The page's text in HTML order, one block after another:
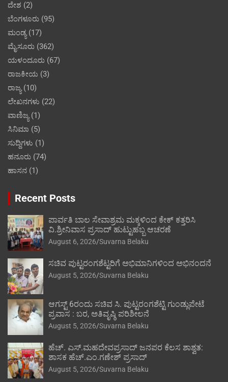
ದೇಶ (2)
ಬೆಂಗಳೂರು (95)
ಮಂಡ್ಯ(17)
ಮೈಸೂರು (362)
ಯಳಂದೂರು (67)
ರಾಜಕೀಯ (3)
ರಾಜ್ಯ(10)
ಲೇಖನಗಳು (22)
ವಾಣಿಜ್ಯ(1)
ಸಿನಿಮಾ (5)
ಸುದ್ದಿಗಳು (1)
ಹನೂರು (74)
ಹಾಸನ (1)
Recent Posts
ಪಾರ್ವತಿ ಬಾಲ ಸೇವಾಶ್ರಮ ಮಕ್ಕಳಿಂದ ಕೇಕ್ ಕತ್ತರಿಸಿ
ವಿ.ಶ್ರೀನಿವಾಸ ಪ್ರಸಾದ್ ಹುಟ್ಟುಹಬ್ಬ ಆಚರಣೆ
August 6, 2026 Suvarna Belaku
ಸಚಿವ ಪುಟ್ಟರಂಗಶೆಟ್ಟರಿಗೆ ಅಭಿಮಾನಿಗಳಿಂದ ಅಭಿನಂದನೆ
August 5, 2026 Suvarna Belaku
ಆಗಸ್ಟ್ 6ರಂದು ಸಚಿವ ಸಿ. ಪುಟ್ಟರಂಗಶೆಟ್ಟಿ ಗುಂಡ್ಲುಪೇಟೆ
ಪ್ರವಾಸ : ಬರ, ಅತಿವೃಷ್ಠಿ ಪರಿಶೀಲನೆ
August 5, 2026 Suvarna Belaku
ಹೆಚ್. ಎಸ್.ಮಹದೇವಪ್ರಸಾದ್ ಜನಪರ ಕೆಲಸ ಶಾಶ್ವತ:
ಶಾಸಕ ಹೆಚ್.ಎಂ.ಗಣೇಶ್ ಪ್ರಸಾದ್
August 5, 2026 Suvarna Belaku